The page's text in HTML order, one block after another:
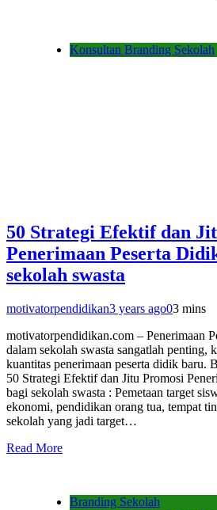
Konsultan Branding Sekolah
50 Strategi Efektif dan
Penerimaan Peserta
sekolah swasta
motivatorpendidikan3 years ago03 mins
motivatorpendidikan.com – Penerimaan
dalam sekolah swasta sangatlah penting,
kuantitas penerimaan peserta didik baru.
50 Strategi Efektif dan Jitu Promosi
bagi sekolah swasta : Pemetaan target
ekonomi, pendidikan orang tua, tempat
sekolah yang jadi target…
Read More
Branding Sekolah